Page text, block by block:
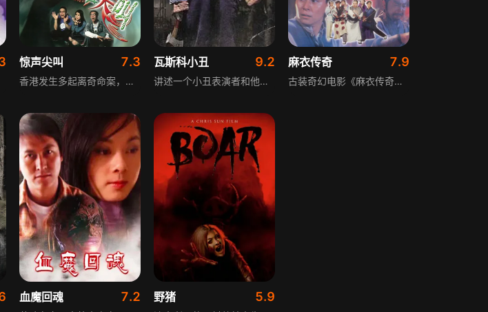
惊声尖叫 7.3
香港发生多起离奇命案，死者均大量失血。作家阿祖为挖掘创作灵感，记者疱疹为找新闻素材，都对案件产生兴趣。阿祖的印尼网友、灵学专家王茵认为事情不简单，赴港与阿祖、疱疹联手调查，试图揭开案件背后的真相。
瓦斯科小丑 9.2
讲述一个小丑表演者和他的表兄弟，因被打扮成臭名昭著的沃斯科小丑出现在社交媒体上而引发轰动，他们在不知不觉中复活了真正的沃斯科和他的心腹。作为谋杀岩社区的成员，朋友们联合起来，共同对抗邪恶的小丑，最终将其送回坟墓。
麻衣传奇 7.9
古装奇幻电影《麻衣传奇》讲述村民每年选纯洁少女献给邪恶的地藏鬼王，嫣红成为新的受害者，麻衣老祖营救失败后与鬼王同归于尽。两百年后，医师安葬嫣红遗骨，两人产生人鬼绝恋，鬼王之心沾血复活再度为祸人间，麻衣老祖的传人初一和十五继承遗志，再度与鬼王展开大战。
血魔回魂 7.2 野猪 5.9